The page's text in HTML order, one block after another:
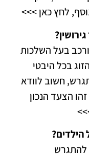
לחץ כאן >>>
בעל השלכות
בכל היבטי
חשוב לוודא
הצעד הנכון
להתגרש